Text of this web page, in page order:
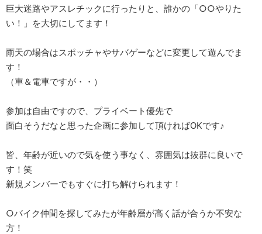
巨大迷路やアスレチックに行ったりと、誰かの「○○やりた
い！」を大切にしてます！
雨天の場合はスポッチャやサバゲーなどに変更して遊んでま
す！
（車＆電車ですが・・）
参加は自由ですので、プライベート優先で
面白そうだなと思った企画に参加して頂ければOKです♪
皆、年齢が近いので気を使う事なく、雰囲気は抜群に良いで
す！笑
新規メンバーでもすぐに打ち解けられます！
○バイク仲間を探してみたが年齢層が高く話が合うか不安な
方！